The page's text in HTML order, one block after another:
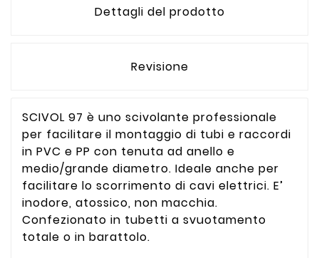
Dettagli del prodotto
Revisione
SCIVOL 97 è uno scivolante professionale
per facilitare il montaggio di tubi e raccordi
in PVC e PP con tenuta ad anello e
medio/grande diametro. Ideale anche per
facilitare lo scorrimento di cavi elettrici. E’
inodore, atossico, non macchia.
Confezionato in tubetti a svuotamento
totale o in barattolo.